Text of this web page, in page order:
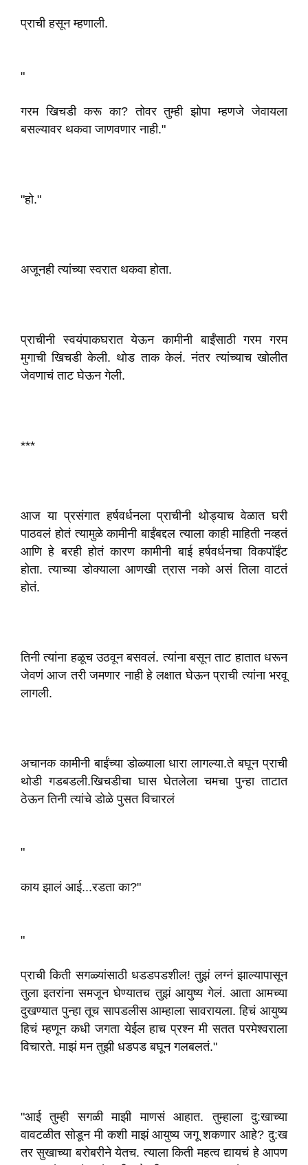
प्राची हसून म्हणाली.
"
गरम खिचडी करू का? तोवर तुम्ही झोपा म्हणजे जेवायला
बसल्यावर थकवा जाणवणार नाही."
"हो."
अजूनही त्यांच्या स्वरात थकवा होता.
प्राचीनी स्वयंपाकघरात येऊन कामीनी बाईंसाठी गरम गरम
मुगाची खिचडी केली. थोड ताक केलं. नंतर त्यांच्याच खोलीत
जेवणाचं ताट घेऊन गेली.
***
आज या प्रसंगात हर्षवर्धनला प्राचीनी थोड्याच वेळात घरी
पाठवलं होतं त्यामुळे कामीनी बाईंबद्दल त्याला काही माहिती नव्हतं
आणि हे बरही होतं कारण कामीनी बाई हर्षवर्धनचा विकपाॅईंट
होता. त्याच्या डोक्याला आणखी त्रास नको असं तिला वाटतं
होतं.
तिनी त्यांना हळूच उठवून बसवलं. त्यांना बसून ताट हातात धरून
जेवणं आज तरी जमणार नाही हे लक्षात घेऊन प्राची त्यांना भरवू
लागली.
अचानक कामीनी बाईंच्या डोळ्याला धारा लागल्या.ते बघून प्राची
थोडी गडबडली.खिचडीचा घास घेतलेला चमचा पुन्हा ताटात
ठेऊन तिनी त्यांचे डोळे पुसत विचारलं
"
काय झालं आई...रडता का?"
"
प्राची किती सगळ्यांसाठी धडडपडशील! तुझं लग्नं झाल्यापासून
तुला इतरांना समजून घेण्यातच तुझं आयुष्य गेलं. आता आमच्या
दुखण्यात पुन्हा तूच सापडलीस आम्हाला सावरायला. हिचं आयुष्य
हिचं म्हणून कधी जगता येईल हाच प्रश्न मी सतत परमेश्वराला
विचारते. माझं मन तुझी धडपड बघून गलबलतं."
"आई तुम्ही सगळी माझी माणसं आहात. तुम्हाला दु:खाच्या
वावटळीत सोडून मी कशी माझं आयुष्य जगू शकणार आहे? दु:ख
तर सुखाच्या बरोबरीने येतच. त्याला किती महत्व द्यायचं हे आपण